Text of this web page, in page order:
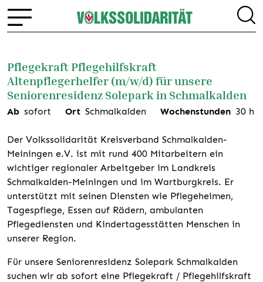
Pflegekraft Pflegehilfskraft
Altenpflegerhelfer (m/w/d) für unsere
Seniorenresidenz Solepark in Schmalkalden
Ab sofort Ort Schmalkalden Wochenstunden 30 h
Der Volkssolidarität Kreisverband Schmalkalden-
Meiningen e.V. ist mit rund 400 Mitarbeitern ein
wichtiger regionaler Arbeitgeber im Landkreis
Schmalkalden-Meiningen und im Wartburgkreis. Er
unterstützt mit seinen Diensten wie Pflegeheimen,
Tagespflege, Essen auf Rädern, ambulanten
Pflegediensten und Kindertagesstätten Menschen in
unserer Region.
Für unsere Seniorenresidenz Solepark Schmalkalden
suchen wir ab sofort eine Pflegekraft / Pflegehilfskraft